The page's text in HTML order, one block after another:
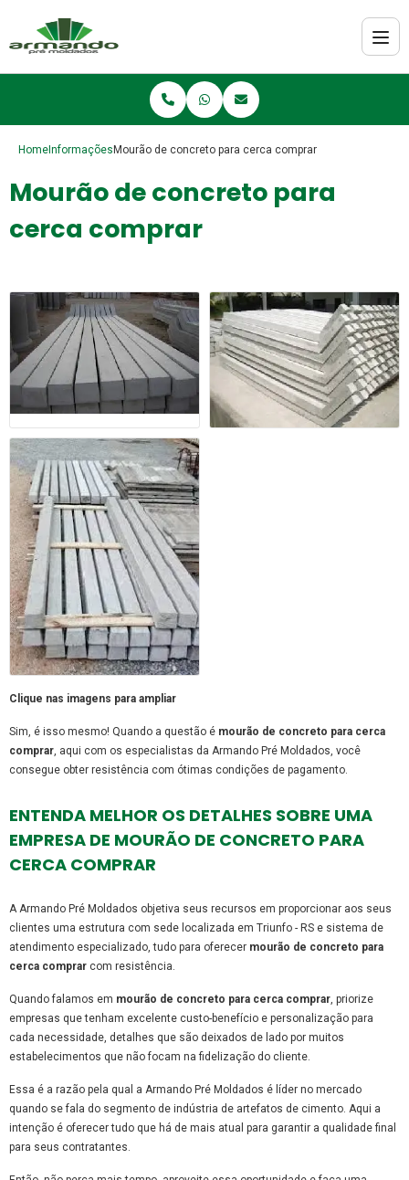
Home Informações Mourão de concreto para cerca comprar
Mourão de concreto para
cerca comprar
Clique nas imagens para ampliar
Sim, é isso mesmo! Quando a questão é mourão de concreto para cerca
comprar, aqui com os especialistas da Armando Pré Moldados, você
consegue obter resistência com ótimas condições de pagamento.
ENTENDA MELHOR OS DETALHES SOBRE UMA
EMPRESA DE MOURÃO DE CONCRETO PARA
CERCA COMPRAR
A Armando Pré Moldados objetiva seus recursos em proporcionar aos seus
clientes uma estrutura com sede localizada em Triunfo - RS e sistema de
atendimento especializado, tudo para oferecer mourão de concreto para
cerca comprar com resistência.
Quando falamos em mourão de concreto para cerca comprar, priorize
empresas que tenham excelente custo-benefício e personalização para
cada necessidade, detalhes que são deixados de lado por muitos
estabelecimentos que não focam na fidelização do cliente.
Essa é a razão pela qual a Armando Pré Moldados é líder no mercado
quando se fala do segmento de indústria de artefatos de cimento. Aqui a
intenção é oferecer tudo que há de mais atual para garantir a qualidade final
para seus contratantes.